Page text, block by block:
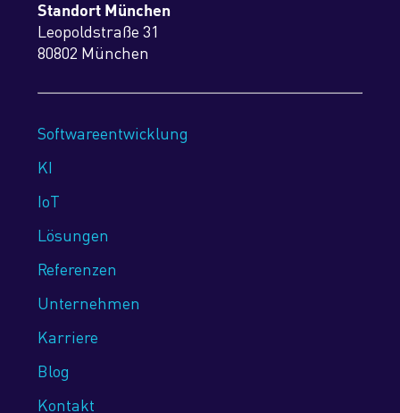
Standort München
Leopoldstraße 31
80802 München
Softwareentwicklung
KI
IoT
Lösungen
Referenzen
Unternehmen
Karriere
Blog
Kontakt